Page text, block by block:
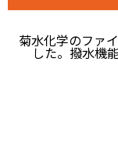
菊水化学のファ
した。撥水機